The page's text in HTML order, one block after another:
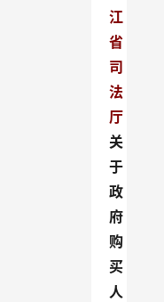
江
省
司
法
厅
关
于
政
府
购
买
人